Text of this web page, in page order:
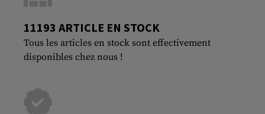
11193 ARTICLE EN STOCK
Tous les articles en stock sont effectivement
disponibles chez nous !